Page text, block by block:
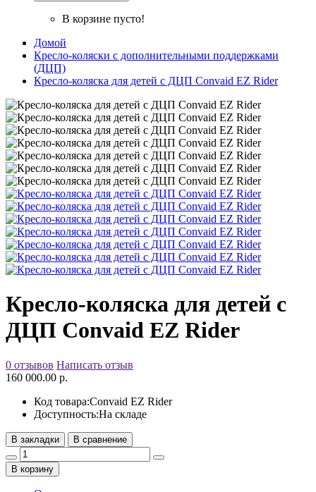
В корзине пусто!
Домой
Кресло-коляски с дополнительными поддержками
(ДЦП)
Кресло-коляска для детей с ДЦП Convaid EZ Rider
Кресло-коляска для детей с
ДЦП Convaid EZ Rider
0 отзывов Написать отзыв
160 000.00 р.
Код товара:Convaid EZ Rider
Доступность:На складе
В закладки В сравнение
В корзину